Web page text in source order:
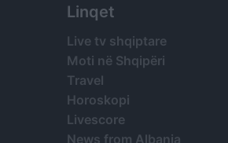
Linqet
Live tv shqiptare
Moti në Shqipëri
Travel
Horoskopi
Livescore
News from Albania